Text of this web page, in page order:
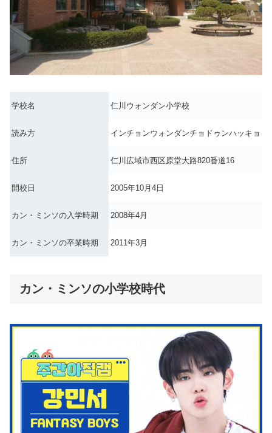
学校名 仁川ウォンダン小学校
読み方 インチョンウォンダンチョドゥンハッキョ
住所 仁川広域市西区原堂大路820番道16
開校日 2005年10月4日
カン・ミンソの入学時期 2008年4月
カン・ミンソの卒業時期 2011年3月
カン・ミンソの小学校時代